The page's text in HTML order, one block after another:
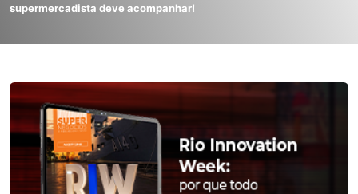
supermercadista deve acompanhar!